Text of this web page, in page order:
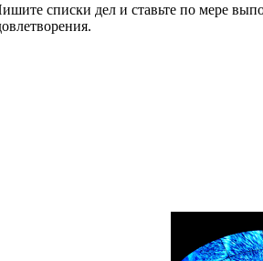
списки дел и ставьте по мере